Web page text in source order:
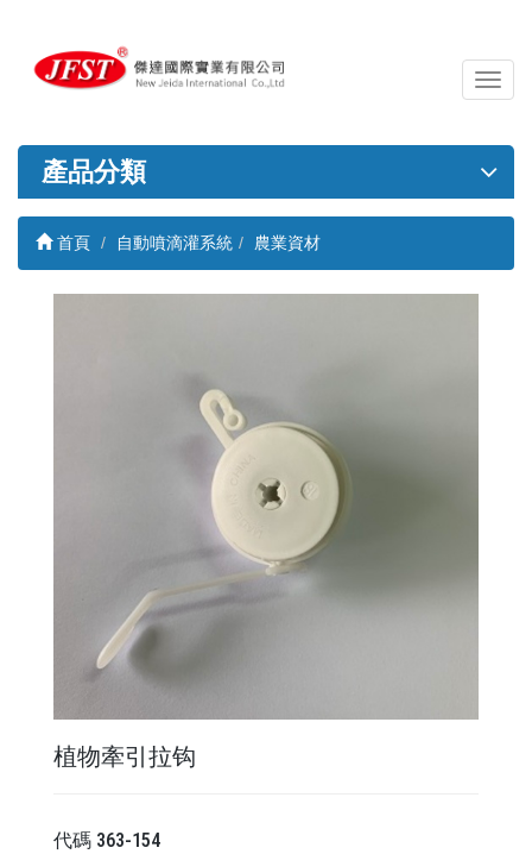
導
覽
關
產品分類
首頁 自動噴滴灌系統 農業資材
植物牽引拉钩
代碼 363-154